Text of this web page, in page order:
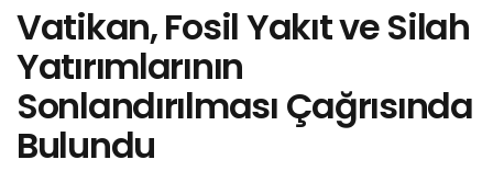
Vatikan, Fosil Yakıt ve Silah
Yatırımlarının
Sonlandırılması Çağrısında
Bulundu